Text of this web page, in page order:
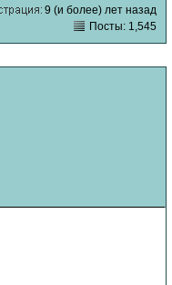
9 (и более) лет назад
Посты: 1,545